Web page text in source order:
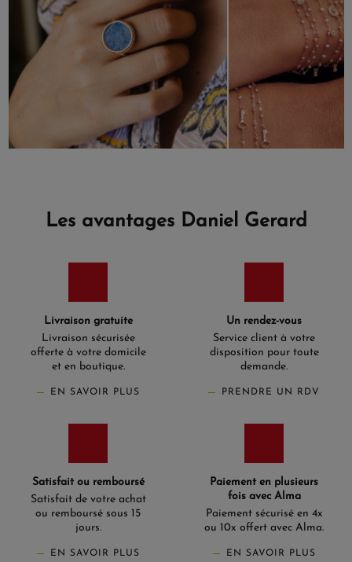
Les avantages Daniel Gerard
Livraison gratuite
Livraison sécurisée
offerte à votre domicile
et en boutique.
EN SAVOIR PLUS
Un rendez-vous
Service client à votre
disposition pour toute
demande.
PRENDRE UN RDV
Satisfait ou remboursé
Satisfait de votre achat
ou remboursé sous 15
jours.
EN SAVOIR PLUS
Paiement en plusieurs
fois avec Alma
Paiement sécurisé en 4x
ou 10x offert avec Alma.
EN SAVOIR PLUS